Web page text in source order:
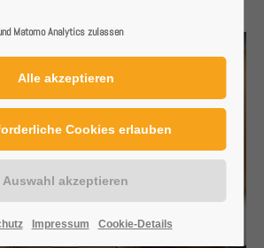
Matomo Analytics zulassen
Impressum Cookie-Details